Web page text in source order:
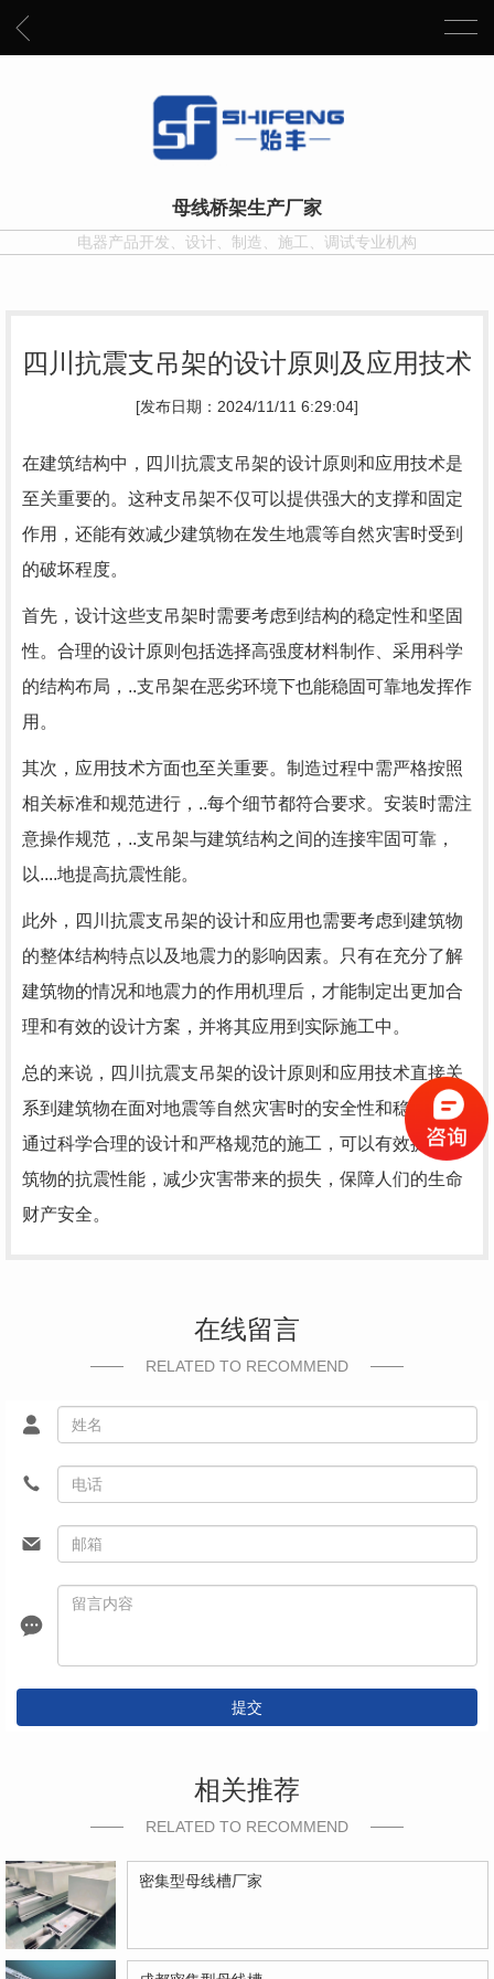
母线桥架生产厂家
电器产品开发、设计、制造、施工、调试专业机构
四川抗震支吊架的设计原则及应用技术
[发布日期：2024/11/11 6:29:04]
在建筑结构中，四川抗震支吊架的设计原则和应用技术是
至关重要的。这种支吊架不仅可以提供强大的支撑和固定
作用，还能有效减少建筑物在发生地震等自然灾害时受到
的破坏程度。
首先，设计这些支吊架时需要考虑到结构的稳定性和坚固
性。合理的设计原则包括选择高强度材料制作、采用科学
的结构布局，..支吊架在恶劣环境下也能稳固可靠地发挥作
用。
其次，应用技术方面也至关重要。制造过程中需严格按照
相关标准和规范进行，..每个细节都符合要求。安装时需注
意操作规范，..支吊架与建筑结构之间的连接牢固可靠，
以....地提高抗震性能。
此外，四川抗震支吊架的设计和应用也需要考虑到建筑物
的整体结构特点以及地震力的影响因素。只有在充分了解
建筑物的情况和地震力的作用机理后，才能制定出更加合
理和有效的设计方案，并将其应用到实际施工中。
总的来说，四川抗震支吊架的设计原则和应用技术直接关
系到建筑物在面对地震等自然灾害时的安全性和稳定性。
通过科学合理的设计和严格规范的施工，可以有效提高建
筑物的抗震性能，减少灾害带来的损失，保障人们的生命
财产安全。
在线留言
RELATED TO RECOMMEND
提交
相关推荐
RELATED TO RECOMMEND
密集型母线槽厂家